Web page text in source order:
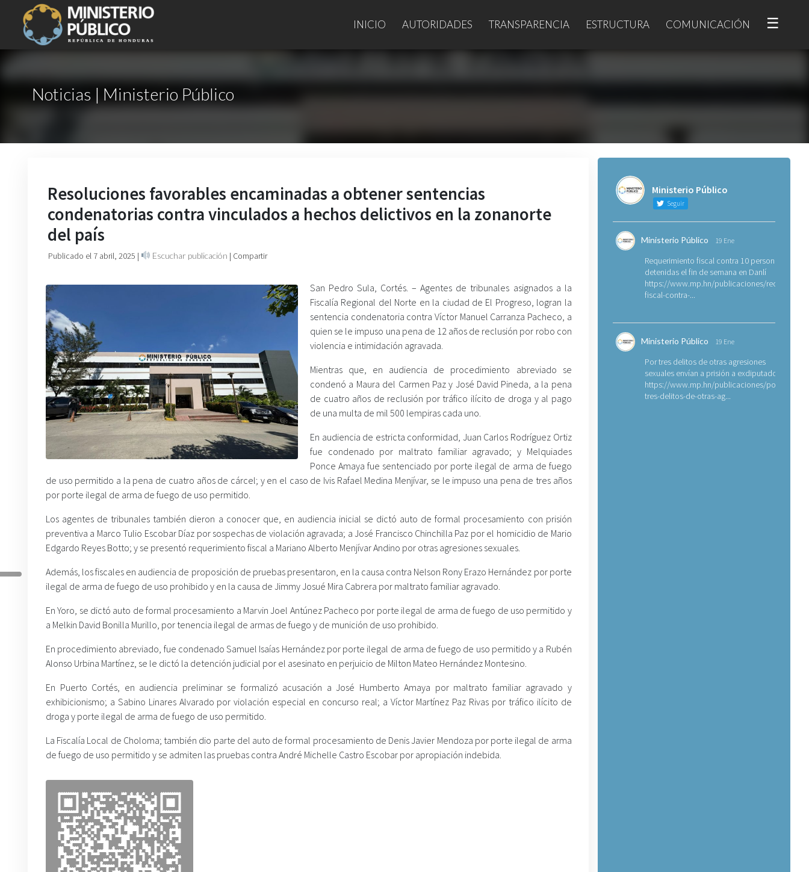
INICIO AUTORIDADES TRANSPARENCIA ESTRUCTURA COMUNICACIÓN ☰
Noticias | Ministerio Público
Resoluciones favorables encaminadas a obtener sentencias
condenatorias contra vinculados a hechos delictivos en la zonanorte
del país
Publicado el 7 abril, 2025 | Escuchar publicación | Compartir
San Pedro Sula, Cortés. – Agentes de tribunales asignados a la
Fiscalía Regional del Norte en la ciudad de El Progreso, logran la
sentencia condenatoria contra Víctor Manuel Carranza Pacheco, a
quien se le impuso una pena de 12 años de reclusión por robo con
violencia e intimidación agravada.
Mientras que, en audiencia de procedimiento abreviado se
condenó a Maura del Carmen Paz y José David Pineda, a la pena
de cuatro años de reclusión por tráfico ilícito de droga y al pago
de una multa de mil 500 lempiras cada uno.
En audiencia de estricta conformidad, Juan Carlos Rodríguez Ortiz
fue condenado por maltrato familiar agravado; y Melquiades
Ponce Amaya fue sentenciado por porte ilegal de arma de fuego
de uso permitido a la pena de cuatro años de cárcel; y en el caso de Ivis Rafael Medina Menjívar, se le impuso una pena de tres años
por porte ilegal de arma de fuego de uso permitido.
Los agentes de tribunales también dieron a conocer que, en audiencia inicial se dictó auto de formal procesamiento con prisión
preventiva a Marco Tulio Escobar Díaz por sospechas de violación agravada; a José Francisco Chinchilla Paz por el homicidio de Mario
Edgardo Reyes Botto; y se presentó requerimiento fiscal a Mariano Alberto Menjívar Andino por otras agresiones sexuales.
Además, los fiscales en audiencia de proposición de pruebas presentaron, en la causa contra Nelson Rony Erazo Hernández por porte
ilegal de arma de fuego de uso prohibido y en la causa de Jimmy Josué Mira Cabrera por maltrato familiar agravado.
En Yoro, se dictó auto de formal procesamiento a Marvin Joel Antúnez Pacheco por porte ilegal de arma de fuego de uso permitido y
a Melkin David Bonilla Murillo, por tenencia ilegal de armas de fuego y de munición de uso prohibido.
En procedimiento abreviado, fue condenado Samuel Isaías Hernández por porte ilegal de arma de fuego de uso permitido y a Rubén
Alonso Urbina Martínez, se le dictó la detención judicial por el asesinato en perjuicio de Milton Mateo Hernández Montesino.
En Puerto Cortés, en audiencia preliminar se formalizó acusación a José Humberto Amaya por maltrato familiar agravado y
exhibicionismo; a Sabino Linares Alvarado por violación especial en concurso real; a Víctor Martínez Paz Rivas por tráfico ilícito de
droga y porte ilegal de arma de fuego de uso permitido.
La Fiscalía Local de Choloma; también dio parte del auto de formal procesamiento de Denis Javier Mendoza por porte ilegal de arma
de fuego de uso permitido y se admiten las pruebas contra André Michelle Castro Escobar por apropiación indebida.
Ministerio Público
Seguir
Ministerio Público 19 Ene
Requerimiento fiscal contra 10 personas
detenidas el fin de semana en Danlí
https://www.mp.hn/publicaciones/
fiscal-contra-...
Ministerio Público 19 Ene
Por tres delitos de otras agresiones
sexuales envían a prisión a exdiputado
https://www.mp.hn/publicaciones/por-
tres-delitos-de-otras-ag...